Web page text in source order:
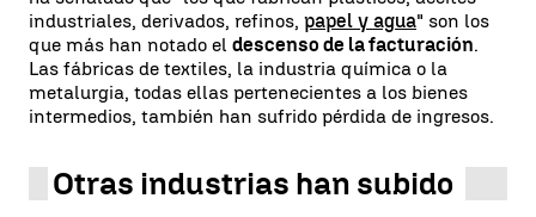
industriales, derivados, refinos, papel y agua" son los
que más han notado el descenso de la facturación.
Las fábricas de textiles, la industria química o la
metalurgia, todas ellas pertenecientes a los bienes
intermedios, también han sufrido pérdida de ingresos.
Otras industrias han subido